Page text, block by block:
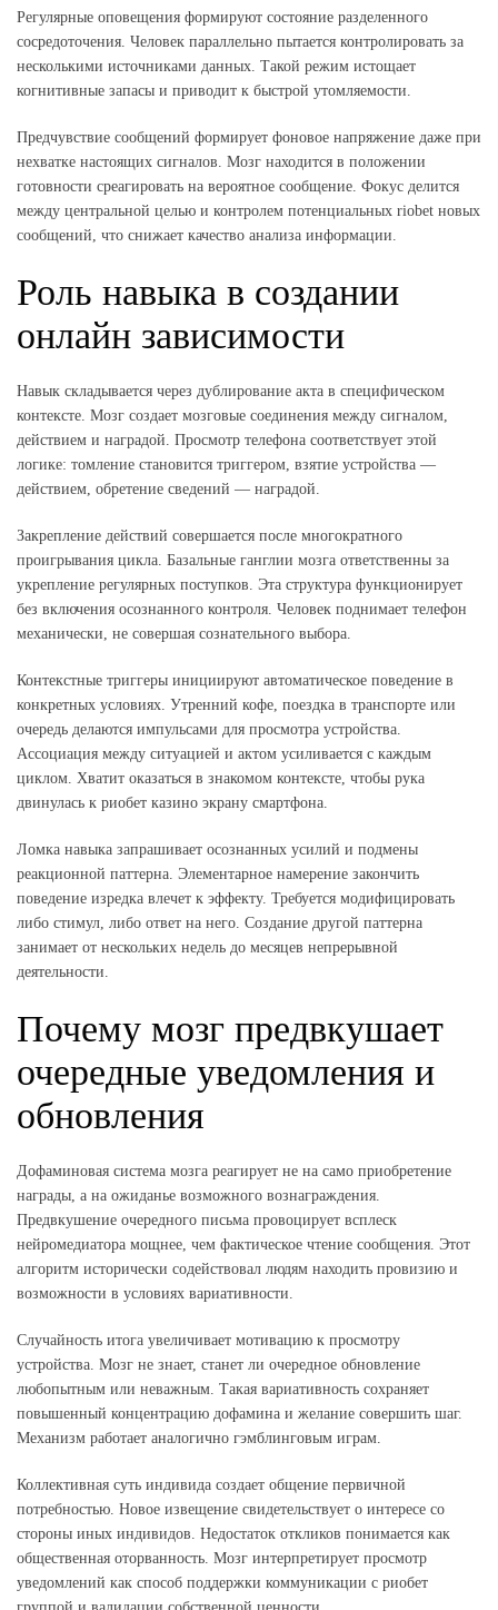
Регулярные оповещения формируют состояние разделенного
сосредоточения. Человек параллельно пытается контролировать за
несколькими источниками данных. Такой режим истощает
когнитивные запасы и приводит к быстрой утомляемости.
Предчувствие сообщений формирует фоновое напряжение даже при
нехватке настоящих сигналов. Мозг находится в положении
готовности среагировать на вероятное сообщение. Фокус делится
между центральной целью и контролем потенциальных riobet новых
сообщений, что снижает качество анализа информации.
Роль навыка в создании
онлайн зависимости
Навык складывается через дублирование акта в специфическом
контексте. Мозг создает мозговые соединения между сигналом,
действием и наградой. Просмотр телефона соответствует этой
логике: томление становится триггером, взятие устройства —
действием, обретение сведений — наградой.
Закрепление действий совершается после многократного
проигрывания цикла. Базальные ганглии мозга ответственны за
укрепление регулярных поступков. Эта структура функционирует
без включения осознанного контроля. Человек поднимает телефон
механически, не совершая сознательного выбора.
Контекстные триггеры инициируют автоматическое поведение в
конкретных условиях. Утренний кофе, поездка в транспорте или
очередь делаются импульсами для просмотра устройства.
Ассоциация между ситуацией и актом усиливается с каждым
циклом. Хватит оказаться в знакомом контексте, чтобы рука
двинулась к риобет казино экрану смартфона.
Ломка навыка запрашивает осознанных усилий и подмены
реакционной паттерна. Элементарное намерение закончить
поведение изредка влечет к эффекту. Требуется модифицировать
либо стимул, либо ответ на него. Создание другой паттерна
занимает от нескольких недель до месяцев непрерывной
деятельности.
Почему мозг предвкушает
очередные уведомления и
обновления
Дофаминовая система мозга реагирует не на само приобретение
награды, а на ожиданье возможного вознаграждения.
Предвкушение очередного письма провоцирует всплеск
нейромедиатора мощнее, чем фактическое чтение сообщения. Этот
алгоритм исторически содействовал людям находить провизию и
возможности в условиях вариативности.
Случайность итога увеличивает мотивацию к просмотру
устройства. Мозг не знает, станет ли очередное обновление
любопытным или неважным. Такая вариативность сохраняет
повышенный концентрацию дофамина и желание совершить шаг.
Механизм работает аналогично гэмблинговым играм.
Коллективная суть индивида создает общение первичной
потребностью. Новое извещение свидетельствует о интересе со
стороны иных индивидов. Недостаток откликов понимается как
общественная оторванность. Мозг интерпретирует просмотр
уведомлений как способ поддержки коммуникации с риобет